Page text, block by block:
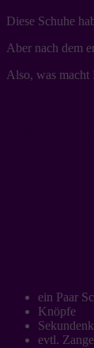
Diese Schuhe
Aber nach dem
Also, was
ein Paar
Knöpfe
evtl.